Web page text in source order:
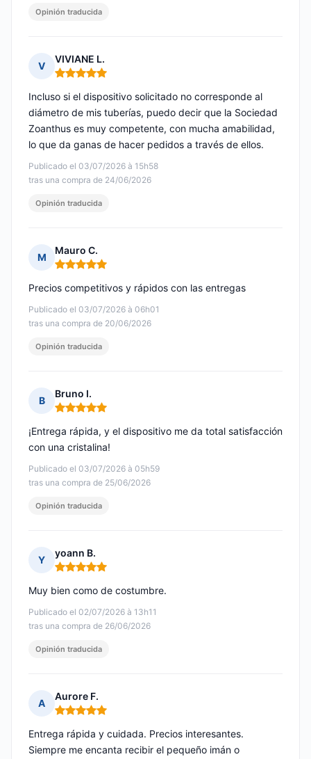
Opinión traducida
V
VIVIANE L.
Nota: 5 de 5
Publicado el 03/07/2026 à 15h58
tras una compra de 24/06/2026
Incluso si el dispositivo solicitado no corresponde al
diámetro de mis tuberías, puedo decir que la Sociedad
Zoanthus es muy competente, con mucha amabilidad,
lo que da ganas de hacer pedidos a través de ellos.
Opinión traducida
M
Mauro C.
Nota: 5 de 5
Publicado el 03/07/2026 à 06h01
tras una compra de 20/06/2026
Precios competitivos y rápidos con las entregas
Opinión traducida
B
Bruno I.
Nota: 5 de 5
Publicado el 03/07/2026 à 05h59
tras una compra de 25/06/2026
¡Entrega rápida, y el dispositivo me da total satisfacción
con una cristalina!
Opinión traducida
Y
yoann B.
Nota: 5 de 5
Publicado el 02/07/2026 à 13h11
tras una compra de 26/06/2026
Muy bien como de costumbre.
Opinión traducida
A
Aurore F.
Nota: 5 de 5
Entrega rápida y cuidada. Precios interesantes.
Siempre me encanta recibir el pequeño imán o